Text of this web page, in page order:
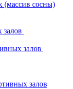
(массив сосны)
залов
залов
залов